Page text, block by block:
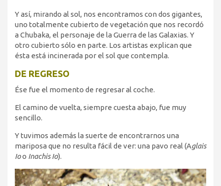
Y así, mirando al sol, nos encontramos con dos gigantes,
uno totalmente cubierto de vegetación que nos recordó
a Chubaka, el personaje de la Guerra de las Galaxias. Y
otro cubierto sólo en parte. Los artistas explican que
ésta está incinerada por el sol que contempla.
DE REGRESO
Ése fue el momento de regresar al coche.
El camino de vuelta, siempre cuesta abajo, fue muy
sencillo.
Y tuvimos además la suerte de encontrarnos una
mariposa que no resulta fácil de ver: una pavo real (Aglais
Ioo Inachis Io).